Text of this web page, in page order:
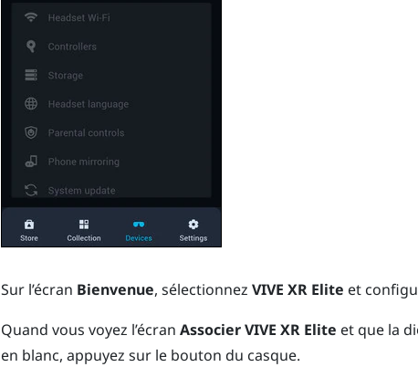
Sur l’écran Bienvenue, sélectionnez VIVE XR Elite et
Quand vous voyez l’écran Associer VIVE XR Elite et que la
en blanc, appuyez sur le bouton du casque.